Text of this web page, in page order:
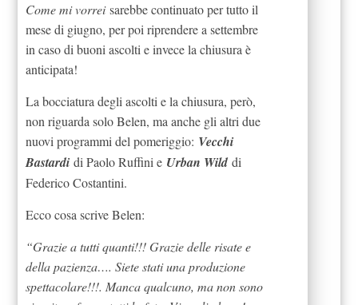
Come mi vorreisarebbe continuato per tutto il
mese di giugno, per poi riprendere a settembre
in caso di buoni ascolti e invece la chiusura è
anticipata!
La bocciatura degli ascolti e la chiusura, però,
non riguarda solo Belen, ma anche gli altri due
nuovi programmi del pomeriggio: Vecchi
Bastardi di Paolo Ruffini e Urban Wild di
Federico Costantini.
Ecco cosa scrive Belen:
“Grazie a tutti quanti!!! Grazie delle risate e
della pazienza…. Siete stati una produzione
spettacolare!!!. Manca qualcuno, ma non sono